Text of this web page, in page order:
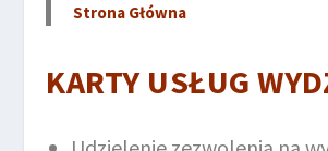
Strona Główna
KARTY USŁUG